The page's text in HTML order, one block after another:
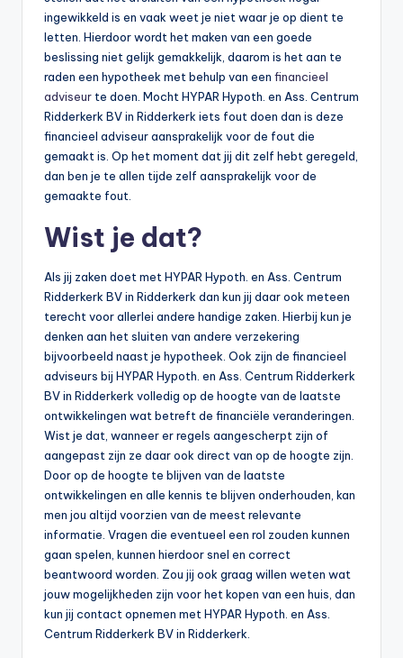
ingewikkeld is en vaak weet je niet waar je op dient te
letten. Hierdoor wordt het maken van een goede
beslissing niet gelijk gemakkelijk, daarom is het aan te
raden een hypotheek met behulp van een financieel
adviseur te doen. Mocht HYPAR Hypoth. en Ass. Centrum
Ridderkerk BV in Ridderkerk iets fout doen dan is deze
financieel adviseur aansprakelijk voor de fout die
gemaakt is. Op het moment dat jij dit zelf hebt geregeld,
dan ben je te allen tijde zelf aansprakelijk voor de
gemaakte fout.
Wist je dat?
Als jij zaken doet met HYPAR Hypoth. en Ass. Centrum
Ridderkerk BV in Ridderkerk dan kun jij daar ook meteen
terecht voor allerlei andere handige zaken. Hierbij kun je
denken aan het sluiten van andere verzekering
bijvoorbeeld naast je hypotheek. Ook zijn de financieel
adviseurs bij HYPAR Hypoth. en Ass. Centrum Ridderkerk
BV in Ridderkerk volledig op de hoogte van de laatste
ontwikkelingen wat betreft de financiële veranderingen.
Wist je dat, wanneer er regels aangescherpt zijn of
aangepast zijn ze daar ook direct van op de hoogte zijn.
Door op de hoogte te blijven van de laatste
ontwikkelingen en alle kennis te blijven onderhouden, kan
men jou altijd voorzien van de meest relevante
informatie. Vragen die eventueel een rol zouden kunnen
gaan spelen, kunnen hierdoor snel en correct
beantwoord worden. Zou jij ook graag willen weten wat
jouw mogelijkheden zijn voor het kopen van een huis, dan
kun jij contact opnemen met HYPAR Hypoth. en Ass.
Centrum Ridderkerk BV in Ridderkerk.